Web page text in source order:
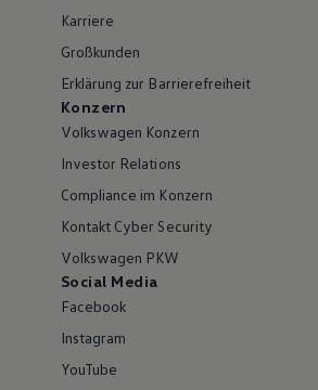
Karriere
Großkunden
Erklärung zur Barrierefreiheit
Konzern
Volkswagen Konzern
Investor Relations
Compliance im Konzern
Kontakt Cyber Security
Volkswagen PKW
Social Media
Facebook
Instagram
YouTube